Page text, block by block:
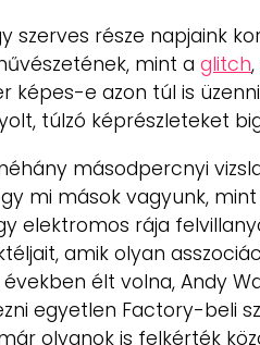
szerves része napjaink
mint a glitch
képes-e azon túl is
túlzó képrészleteket
másodpercnyi
mi mások vagyunk,
elektromos rája
amik olyan
élt volna, Andy
egyetlen Factory-beli
olyanok is felkérték